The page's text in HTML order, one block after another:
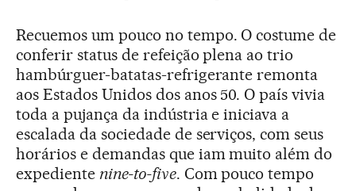
Recuemos um pouco no tempo. O costume de
conferir status de refeição plena ao trio
hambúrguer-batatas-refrigerante remonta
aos Estados Unidos dos anos 50. O país vivia
toda a pujança da indústria e iniciava a
escalada da sociedade de serviços, com seus
horários e demandas que iam muito além do
expediente nine-to-five. Com pouco tempo